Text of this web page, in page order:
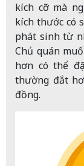
kích cỡ mà
kích thước có
phát sinh từ
Chủ quán
hơn có thể
thường đắt
đồng.